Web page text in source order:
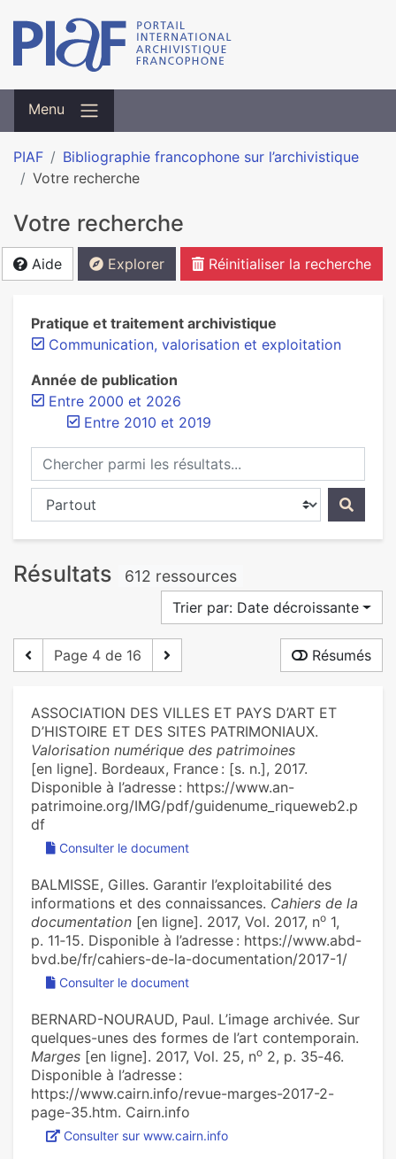
Menu
PIAF
Bibliographie francophone sur l’archivistique
Votre recherche
Votre recherche
Aide Explorer Réinitialiser la recherche
Pratique et traitement archivistique
Communication, valorisation et exploitation
Année de publication
Entre 2000 et 2026
Entre 2010 et 2019
Chercher parmi les résultats...
Chercher dans...
Résultats 612 ressources
Trier par: Date décroissante
Page 4 de 16 Résumés
ASSOCIATION DES VILLES ET PAYS D’ART ET
D’HISTOIRE ET DES SITES PATRIMONIAUX.
Valorisation numérique des patrimoines
[en ligne]. Bordeaux, France : [s. n.], 2017.
Disponible à l’adresse : https://www.an-
patrimoine.org/IMG/pdf/guidenume_riqueweb2.p
df
Consulter le document
BALMISSE, Gilles. Garantir l’exploitabilité des
informations et des connaissances. Cahiers de la
documentation [en ligne]. 2017, Vol. 2017, no 1,
p. 11‑15. Disponible à l’adresse : https://www.abd-
bvd.be/fr/cahiers-de-la-documentation/2017-1/
Consulter le document
BERNARD-NOURAUD, Paul. ‪L’image archivée. Sur
quelques-unes des formes de l’art contemporain‪.
Marges [en ligne]. 2017, Vol. 25, no 2, p. 35‑46.
Disponible à l’adresse :
https://www.cairn.info/revue-marges-2017-2-
page-35.htm. Cairn.info
Consulter sur www.cairn.info